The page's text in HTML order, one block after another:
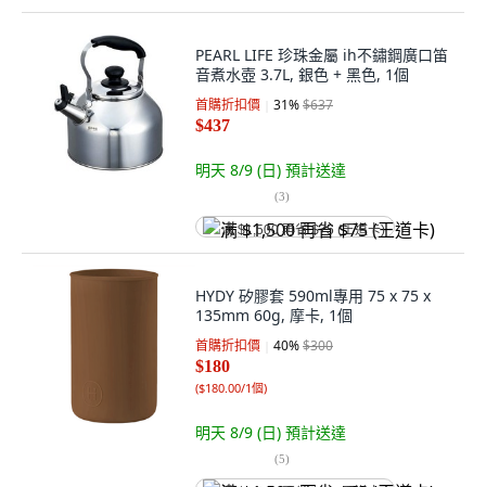
PEARL LIFE 珍珠金屬 ih不鏽鋼廣口笛
音煮水壺 3.7L, 銀色 + 黑色, 1個
首購折扣價 31%$637
$437
明天 8/9 (日) 預計送達
(3)
满 $1,500 再省 $75 (王道卡)
HYDY 矽膠套 590ml專用 75 x 75 x
135mm 60g, 摩卡, 1個
首購折扣價 40%$300
$180
($180.00/1個)
明天 8/9 (日) 預計送達
(5)